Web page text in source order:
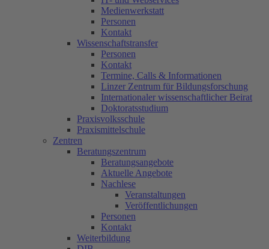
Medienwerkstatt
Personen
Kontakt
Wissenschaftstransfer
Personen
Kontakt
Termine, Calls & Informationen
Linzer Zentrum für Bildungsforschung
Internationaler wissenschaftlicher Beirat
Doktoratsstudium
Praxisvolksschule
Praxismittelschule
Zentren
Beratungszentrum
Beratungsangebote
Aktuelle Angebote
Nachlese
Veranstaltungen
Veröffentlichungen
Personen
Kontakt
Weiterbildung